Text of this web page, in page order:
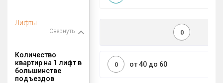
Лифты
Свернуть 0
Количество
квартир на 1 лифт в
большинстве
подъездов
от 40 до 60
0